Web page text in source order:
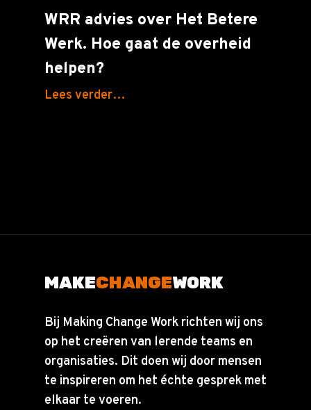
WRR advies over Het Betere
Werk. Hoe gaat de overheid
helpen?
Lees verder…
MAKECHANGEWORK
Bij Making Change Work richten wij ons
op het creëren van lerende teams en
organisaties. Dit doen wij door mensen
te inspireren om het échte gesprek met
elkaar te voeren.